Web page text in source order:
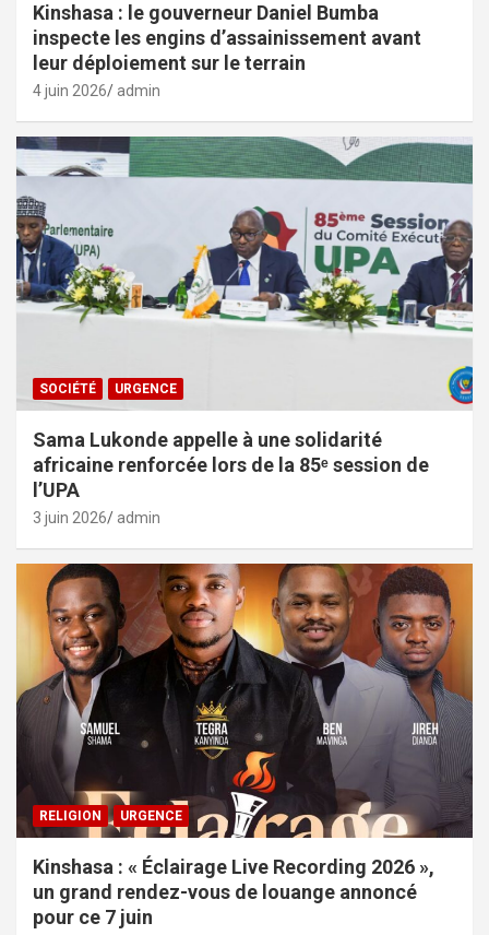
Kinshasa : le gouverneur Daniel Bumba
inspecte les engins d’assainissement avant
leur déploiement sur le terrain
4 juin 2026 admin
SOCIÉTÉ URGENCE
Sama Lukonde appelle à une solidarité
africaine renforcée lors de la 85ᵉ session de
l’UPA
3 juin 2026 admin
RELIGION URGENCE
Kinshasa : « Éclairage Live Recording 2026 »,
un grand rendez-vous de louange annoncé
pour ce 7 juin